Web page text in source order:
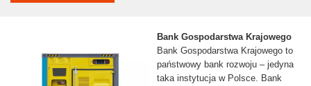
Bank Gospodarstwa Krajowego
Bank Gospodarstwa Krajowego to
państwowy bank rozwoju – jedyna
taka instytucja w Polsce. Bank